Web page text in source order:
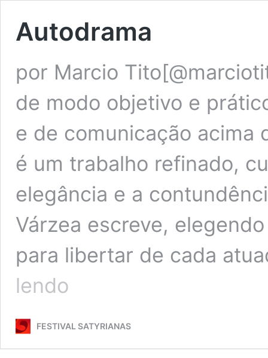
Autodrama
por Marcio
de modo objetivo e
e de comunicação acima
é um trabalho refinado,
elegância e a
Várzea escreve,
para libertar de cada
lendo
FESTIVAL SATYRIANAS